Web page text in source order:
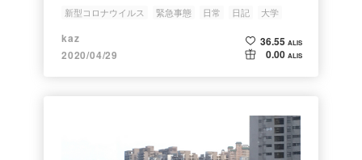
新型コロナウイルス 緊急事態 日常 日記 大学
kaz
2020/04/29
36.55 ALIS
0.00 ALIS